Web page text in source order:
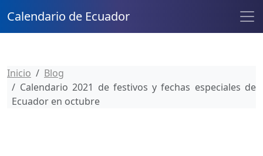
Calendario de Ecuador
Inicio
Blog
Calendario 2021 de festivos y fechas especiales de
Ecuador en octubre